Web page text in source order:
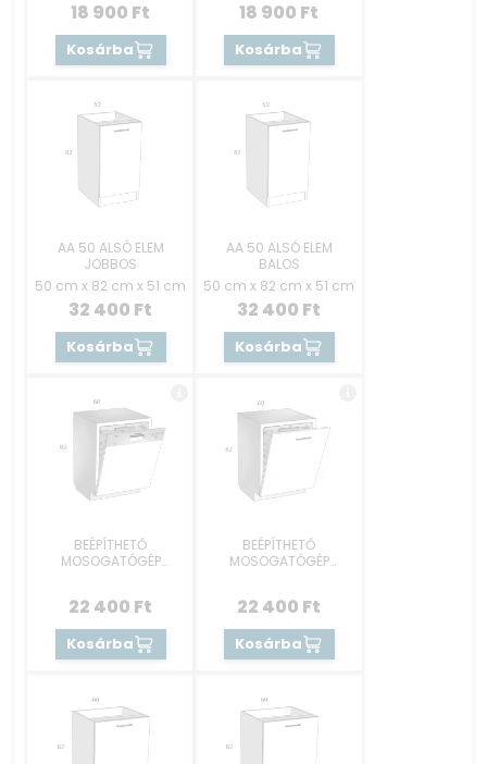
18 900 Ft
Kosárba
18 900 Ft
Kosárba
AA 50 ALSÓ ELEM
JOBBOS
50 cm x 82 cm x 51 cm
32 400 Ft
Kosárba
AA 50 ALSÓ ELEM
BALOS
50 cm x 82 cm x 51 cm
32 400 Ft
Kosárba
BEÉPÍTHETŐ
MOSOGATÓGÉP
22 400 Ft
Kosárba
BEÉPÍTHETŐ
MOSOGATÓGÉP
22 400 Ft
Kosárba